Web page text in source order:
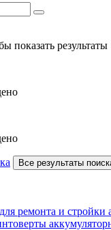
показать результаты
Все результаты
ремонта и стройки